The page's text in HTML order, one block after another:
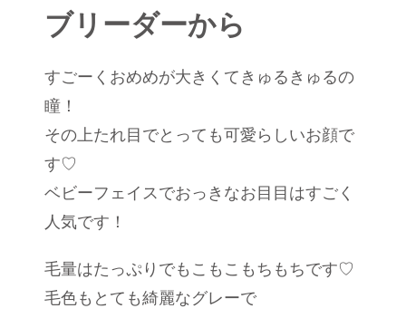
ブリーダーから
すごーくおめめが大きくてきゅるきゅるの
瞳！
その上たれ目でとっても可愛らしいお顔で
す♡
ベビーフェイスでおっきなお目目はすごく
人気です！
毛量はたっぷりでもこもこもちもちです♡
毛色もとても綺麗なグレーで